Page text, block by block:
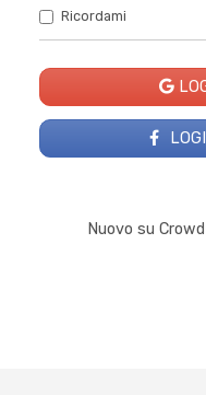
Ricordami
Nuovo su